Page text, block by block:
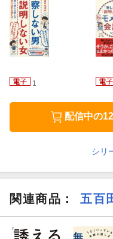
× おもしろい話をしようと
○ 会話のラリーを続ける
× 天気の話や時事ネタを話
○ エピソードや経験談を話
×「さ・し・す・せ・そ」
○ 「あ・い・う・え・お」
○ ランチ・お茶で仲良くな
★【電子書籍限定】あなた
1
配信中の
シリ
関連商品 ： 五百